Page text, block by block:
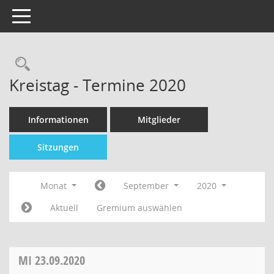
Toggle navigation
Kreistag - Termine 2020
Informationen Mitglieder
Sitzungen
Monat September
2020
Aktuell
Gremium auswählen
MI 23.09.2020